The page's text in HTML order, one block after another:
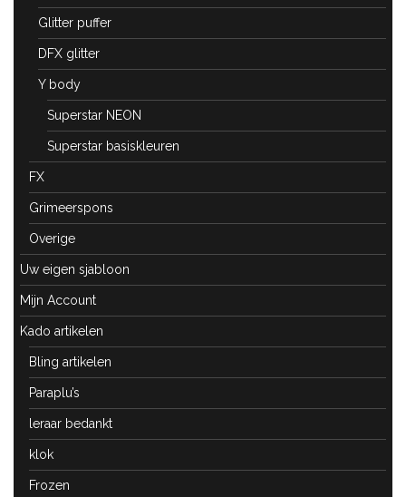
Glitter puffer
DFX glitter
Y body
Superstar NEON
Superstar basiskleuren
FX
Grimeerspons
Overige
Uw eigen sjabloon
Mijn Account
Kado artikelen
Bling artikelen
Paraplu’s
leraar bedankt
klok
Frozen